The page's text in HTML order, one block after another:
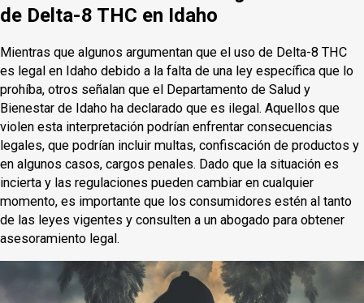
de Delta-8 THC en Idaho
Mientras que algunos argumentan que el uso de Delta-8 THC
es legal en Idaho debido a la falta de una ley específica que lo
prohíba, otros señalan que el Departamento de Salud y
Bienestar de Idaho ha declarado que es ilegal. Aquellos que
violen esta interpretación podrían enfrentar consecuencias
legales, que podrían incluir multas, confiscación de productos y
en algunos casos, cargos penales. Dado que la situación es
incierta y las regulaciones pueden cambiar en cualquier
momento, es importante que los consumidores estén al tanto
de las leyes vigentes y consulten a un abogado para obtener
asesoramiento legal.